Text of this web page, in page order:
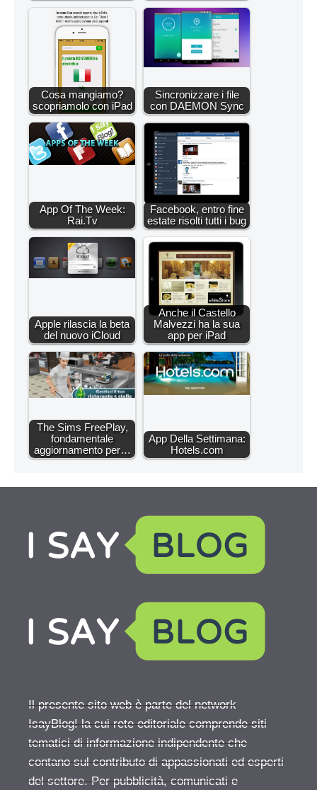
Cosa mangiamo?
scopriamolo con iPad
Sincronizzare i file
con DAEMON Sync
App Of The Week:
Rai.Tv
Facebook, entro fine
estate risolti tutti i bug
Apple rilascia la beta
del nuovo iCloud
Anche il Castello
Malvezzi ha la sua
app per iPad
The Sims FreePlay,
fondamentale
aggiornamento per…
App Della Settimana:
Hotels.com
Il presente sito web è parte del network
IsayBlog! la cui rete editoriale comprende siti
tematici di informazione indipendente che
contano sul contributo di appassionati ed esperti
del settore. Per pubblicità, comunicati e